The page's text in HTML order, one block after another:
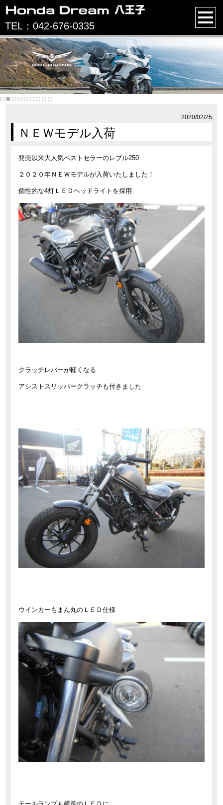
TEL：042-676-0335
2020/02/25
ＮＥＷモデル入荷
発売以来大人気ベストセラーのレブル250
２０２０年ＮＥＷモデルが入荷いたしました！
個性的な4灯ＬＥＤヘッドライトを採用
クラッチレバーが軽くなる
アシストスリッパークラッチも付きました
ウインカーもまん丸のＬＥＤ仕様